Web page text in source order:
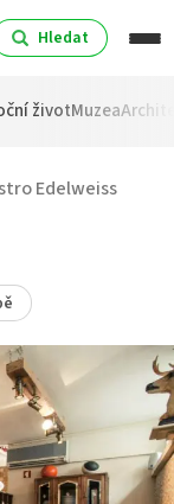
Hledat
životMuzea
Edelweiss